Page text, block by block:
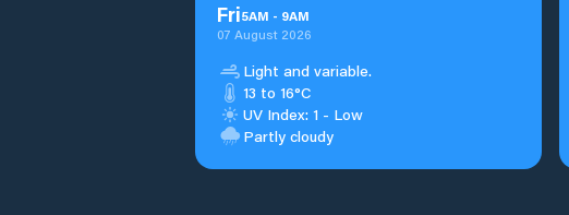
Fri5AM - 9AM
07 August 2026
Light and variable.
13 to 16°C
UV Index: 1 - Low
Partly cloudy